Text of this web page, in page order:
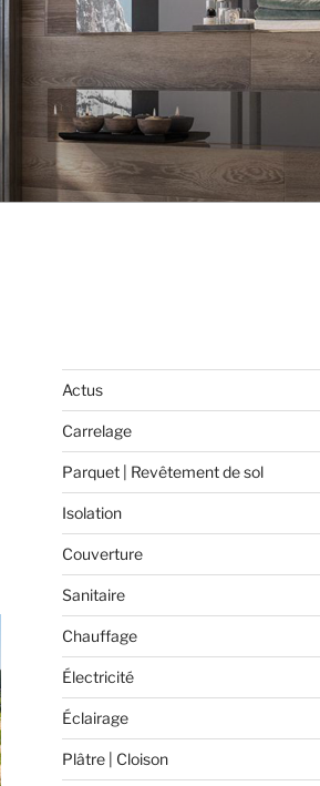
Actus
Carrelage
Parquet | Revêtement de sol
Isolation
Couverture
Sanitaire
Chauffage
Électricité
Éclairage
Plâtre | Cloison